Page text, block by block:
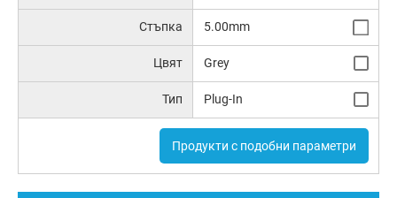
Стъпка 5.00mm
Цвят Grey
Тип Plug-In
Продукти с подобни параметри